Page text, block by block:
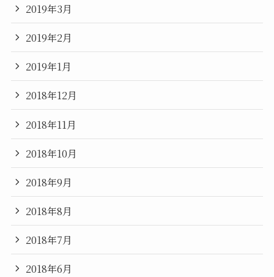
2019年3月
2019年2月
2019年1月
2018年12月
2018年11月
2018年10月
2018年9月
2018年8月
2018年7月
2018年6月